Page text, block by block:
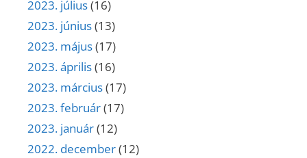
2023. július(16)
2023. június(13)
2023. május(17)
2023. április(16)
2023. március(17)
2023. február(17)
2023. január(12)
2022. december(12)